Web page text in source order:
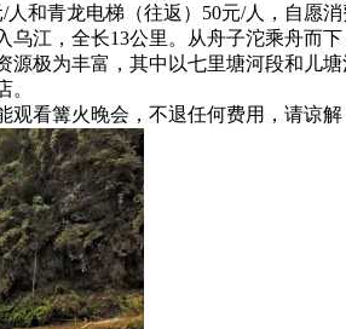
和青龙电梯（往返）50元/人，自愿
江，全长13公里。从舟子沱乘舟而
极为丰富，其中以七里塘河段和儿
。
看篝火晚会，不退任何费用，请谅解